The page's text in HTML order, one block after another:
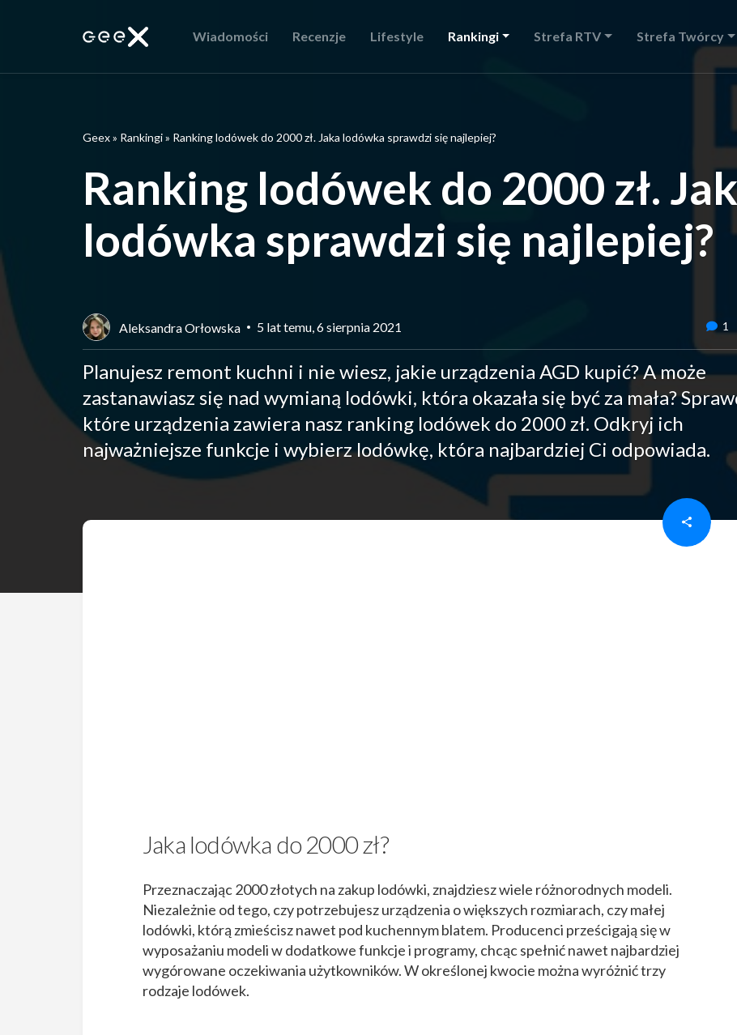
Wiadomości Recenzje Lifestyle Rankingi Strefa RTV Strefa Twórcy
Geex» Rankingi» Ranking lodówek do 2000 zł. Jaka lodówka sprawdzi się najlepiej?
Ranking lodówek do 2000 zł.
lodówka sprawdzi się najlepiej?
Aleksandra Orłowska 5 lat temu, 6 sierpnia 2021 1
Planujesz remont kuchni i nie wiesz, jakie urządzenia AGD kupić? A może
zastanawiasz się nad wymianą lodówki, która okazała się być za mała?
które urządzenia zawiera nasz ranking lodówek do 2000 zł. Odkryj ich
najważniejsze funkcje i wybierz lodówkę, która najbardziej Ci odpowiada.
Jaka lodówka do 2000 zł?
Przeznaczając 2000 złotych na zakup lodówki, znajdziesz wiele różnorodnych modeli.
Niezależnie od tego, czy potrzebujesz urządzenia o większych rozmiarach, czy małej
lodówki, którą zmieścisz nawet pod kuchennym blatem. Producenci prześcigają się w
wyposażaniu modeli w dodatkowe funkcje i programy, chcąc spełnić nawet najbardziej
wygórowane oczekiwania użytkowników. W określonej kwocie można wyróżnić trzy
rodzaje lodówek.